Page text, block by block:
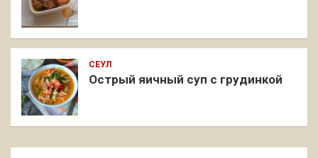
СЕУЛ
Острый яичный суп с грудинкой